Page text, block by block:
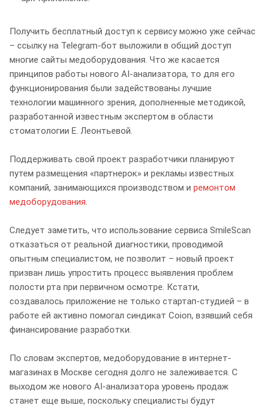
Получить бесплатный доступ к сервису можно уже сейчас
– ссылку на Telegram-бот выложили в общий доступ
многие сайты медоборудования. Что же касается
принципов работы нового AI-анализатора, то для его
функционирования были задействованы лучшие
технологии машинного зрения, дополненные методикой,
разработанной известным экспертом в области
стоматологии Е. Леонтьевой.
Поддерживать свой проект разработчики планируют
путем размещения «партнерок» и рекламы известных
компаний, занимающихся производством и ремонтом
медоборудования.
Следует заметить, что использование сервиса SmileScan
отказаться от реальной диагностики, проводимой
опытным специалистом, не позволит – новый проект
призван лишь упростить процесс выявления проблем
полости рта при первичном осмотре. Кстати,
создавалось приложение не только стартап-студией – в
работе ей активно помогал синдикат Coion, взявший себя
финансирование разработки.
По словам экспертов, медоборудование в интернет-
магазинах в Москве сегодня долго не залеживается. С
выходом же нового AI-анализатора уровень продаж
станет еще выше, поскольку специалисты будут